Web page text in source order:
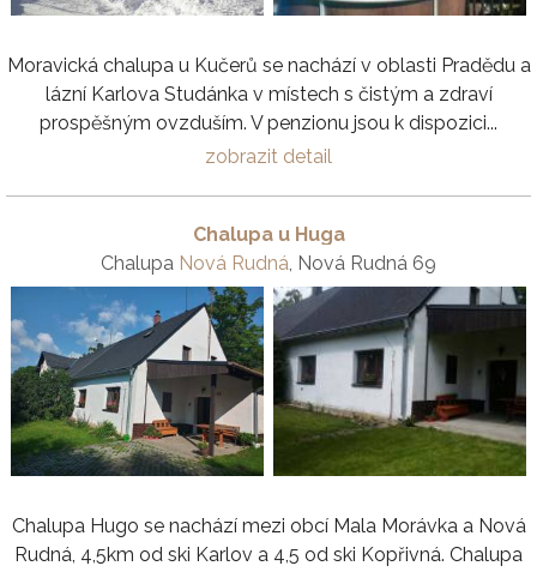
Moravická chalupa u Kučerů se nachází v oblasti Pradědu a
lázní Karlova Studánka v místech s čistým a zdraví
prospěšným ovzduším. V penzionu jsou k dispozici...
zobrazit detail
Chalupa u Huga
Chalupa Nová Rudná, Nová Rudná 69
Chalupa Hugo se nachází mezi obcí Mala Morávka a Nová
Rudná, 4,5km od ski Karlov a 4,5 od ski Kopřivná. Chalupa